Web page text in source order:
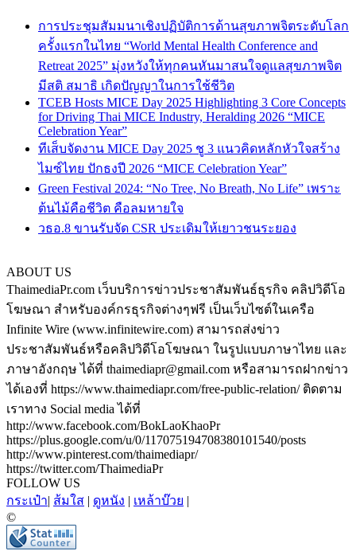
การประชุมสัมมนาเชิงปฏิบัติการด้านสุขภาพจิตระดับโลก
ครั้งแรกในไทย “World Mental Health Conference and
Retreat 2025” มุ่งหวังให้ทุกคนหันมาสนใจดูแลสุขภาพจิต
มีสติ สมาธิ เกิดปัญญาในการใช้ชีวิต
TCEB Hosts MICE Day 2025 Highlighting 3 Core Concepts
for Driving Thai MICE Industry, Heralding 2026 “MICE
Celebration Year”
ทีเส็บจัดงาน MICE Day 2025 ชู 3 แนวคิดหลักหัวใจสร้าง
ไมซ์ไทย ปักธงปี 2026 “MICE Celebration Year”
Green Festival 2024: “No Tree, No Breath, No Life” เพราะ
ต้นไม้คือชีวิต คือลมหายใจ
วธอ.8 ขานรับจัด CSR ประเดิมให้เยาวชนระยอง
ABOUT US
ThaimediaPr.com เว็บบริการข่าวประชาสัมพันธ์ธุรกิจ คลิปวิดีโอ
โฆษณา สำหรับองค์กรธุรกิจต่างๆฟรี เป็นเว็บไซต์ในเครือ
Infinite Wire (www.infinitewire.com) สามารถส่งข่าว
ประชาสัมพันธ์หรือคลิปวิดีโอโฆษณา ในรูปแบบภาษาไทย และ
ภาษาอังกฤษ ได้ที่ thaimediapr@gmail.com หรือสามารถฝากข่าว
ได้เองที่ https://www.thaimediapr.com/free-public-relation/ ติดตาม
เราทาง Social media ได้ที่
http://www.facebook.com/BokLaoKhaoPr
https://plus.google.com/u/0/117075194708380101540/posts
http://www.pinterest.com/thaimediapr/
https://twitter.com/ThaimediaPr
FOLLOW US
กระเป๋า| ส้มใส | ดูหนัง | เหล้าบ๊วย |
©